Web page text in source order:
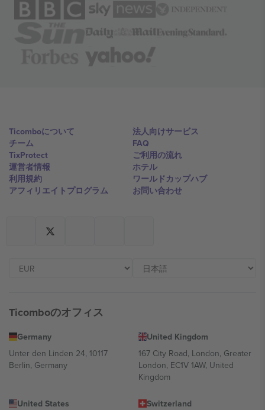
Ticomboについて
チーム
TixProtect
運営者情報
利用規約
アフィリエイトプログラム
法人向けサービス
FAQ
ご利用の流れ
ホテル
ワールドカップハブ
お問い合わせ
Ticomboのオフィス
Germany
Unter den Linden 24, 10117
Berlin, Germany
United Kingdom
167 City Road, London, Greater
London, EC1V 1AW, United
Kingdom
United States
Switzerland